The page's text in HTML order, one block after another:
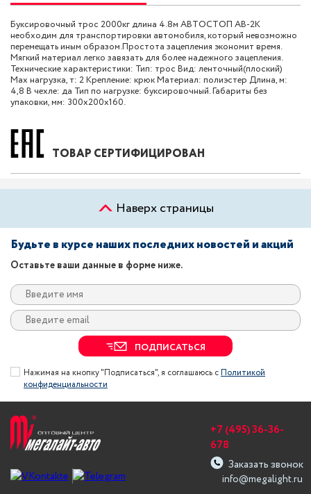
Буксировочный трос 2000кг длина 4.8м АВТОСТОП AB-2K
необходим для транспортировки автомобиля, который невозможно
перемещать иным образом.Простота зацепления экономит время.
Мягкий материал легко завязать для более надежного зацепления.
Технические характеристики: Тип: трос Вид: ленточный(плоский)
Max нагрузка, т: 2 Крепление: крюк Материал: полиэстер Длина, м:
4,8 В чехле: да Тип по нагрузке: буксировочный. Габариты без
упаковки, мм: 300х200х160.
ТОВАР СЕРТИФИЦИРОВАН
Наверх страницы
Будьте в курсе наших последних новостей и акций
Оставьте ваши данные в форме ниже.
ПОДПИСАТЬСЯ
Нажимая на кнопку "Подписаться", я соглашаюсь сПолитикой
конфиденциальности
info@megalight.ru
+7 (495) 36-36-
678
Заказать звонок